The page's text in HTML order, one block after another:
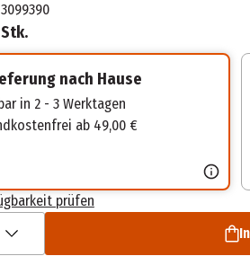
3099390
nach Hause
in 2 - 3 Werktagen
ab 49,00 €
prüfen